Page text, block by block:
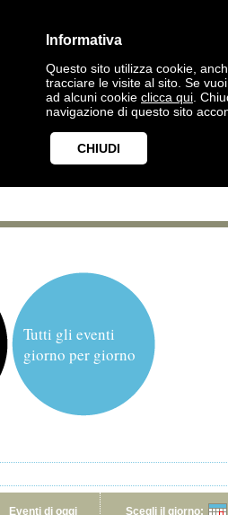
Informativa
Questo sito utilizza cookie,
tracciare le visite al sito. Se
ad alcuni cookie clicca qui .
navigazione di questo sito
CHIUDI
Tutti gli eventi
giorno per giorno
Eventi di oggi Scegli il giorno: